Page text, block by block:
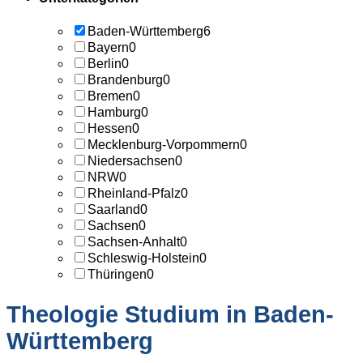
Baden-Württemberg6
Bayern0
Berlin0
Brandenburg0
Bremen0
Hamburg0
Hessen0
Mecklenburg-Vorpommern0
Niedersachsen0
NRW0
Rheinland-Pfalz0
Saarland0
Sachsen0
Sachsen-Anhalt0
Schleswig-Holstein0
Thüringen0
Theologie Studium in Baden-
Württemberg